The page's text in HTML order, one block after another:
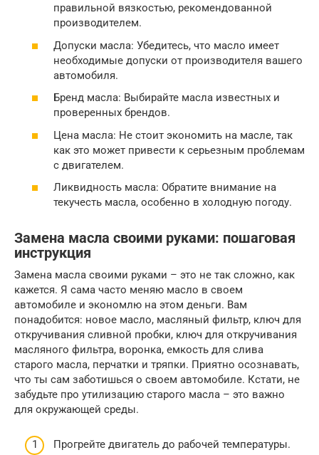
правильной вязкостью, рекомендованной
производителем.
Допуски масла: Убедитесь, что масло имеет
необходимые допуски от производителя вашего
автомобиля.
Бренд масла: Выбирайте масла известных и
проверенных брендов.
Цена масла: Не стоит экономить на масле, так
как это может привести к серьезным проблемам
с двигателем.
Ликвидность масла: Обратите внимание на
текучесть масла, особенно в холодную погоду.
Замена масла своими руками: пошаговая
инструкция
Замена масла своими руками – это не так сложно, как
кажется. Я сама часто меняю масло в своем
автомобиле и экономлю на этом деньги. Вам
понадобится: новое масло, масляный фильтр, ключ для
откручивания сливной пробки, ключ для откручивания
масляного фильтра, воронка, емкость для слива
старого масла, перчатки и тряпки. Приятно осознавать,
что ты сам заботишься о своем автомобиле. Кстати, не
забудьте про утилизацию старого масла – это важно
для окружающей среды.
Прогрейте двигатель до рабочей температуры.